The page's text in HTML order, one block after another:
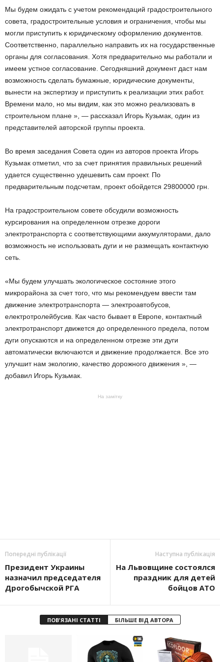
Мы будем ожидать с учетом рекомендаций градостроительного
совета, градостроительные условия и ограничения, чтобы мы
могли приступить к юридическому оформлению документов.
Соответственно, параллельно направить их на государственные
органы для согласования. Хотя предварительно мы работали и
имеем устное согласование. Сегодняшний документ даст нам
возможность сделать бумажные, юридические документы,
вынести на экспертизу и приступить к реализации этих работ.
Времени мало, но мы видим, как это можно реализовать в
строительном плане », — рассказал Игорь Кузьмак, один из
представителей авторской группы проекта.
Во время заседания Совета один из авторов проекта Игорь
Кузьмак отметил, что за счет принятия правильных решений
удается существенно удешевить сам проект. По
предварительным подсчетам, проект обойдется 29800000 грн.
На градостроительном совете обсудили возможность
курсирования на определенном отрезке дороги
электротранспорта с соответствующими аккумуляторами, дало
возможность не использовать дуги и не размещать контактную
сеть.
«Мы будем улучшать экологическое состояние этого
микрорайона за счет того, что мы рекомендуем ввести там
движение электротранспорта — электроавтобусов,
електротролейбусив. Как часто бывает в Европе, контактный
электротранспорт движется до определенного предела, потом
дуги опускаются и на определенном отрезке эти дуги
автоматически включаются и движение продолжается. Все это
улучшит нам экологию, качество дорожного движения », —
добавил Игорь Кузьмак.
На замітку
Попередні публікації
Президент Украины
назначил председателя
Дрогобычской РГА
Наступна публікація
На Львовщине состоялся
праздник для детей
бойцов АТО
ПОВ'ЯЗАНІ СТАТТІ БІЛЬШЕ ВІД АВТОРА